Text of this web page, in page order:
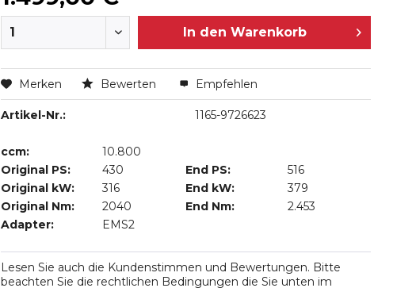
In den Warenkorb
Merken Bewerten Empfehlen
Artikel-Nr.: 1165-9726623
ccm:
10.800
Original PS:
430 End PS:
516
Original kW:
316 End kW:
379
Original Nm:
2040 End Nm:
2.453
Adapter:
EMS2
Lesen Sie auch die Kundenstimmen und Bewertungen. Bitte
beachten Sie die rechtlichen Bedingungen die Sie unten im